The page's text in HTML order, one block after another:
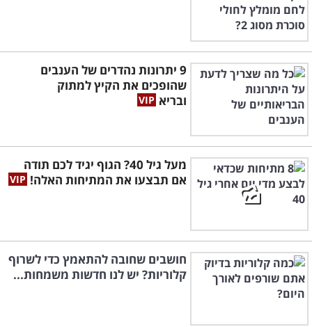
9 יתרונות נהדרים של הענבים
שהופכים את הקיץ למתוק
ובריא
מעל גיל 40? הגוף יגיד לכם תודה
אם תבצעו את המתיחות האלה!
חושבים שחובה להתאמץ כדי לשרוף
קלוריות? יש לנו חדשות משמחות...